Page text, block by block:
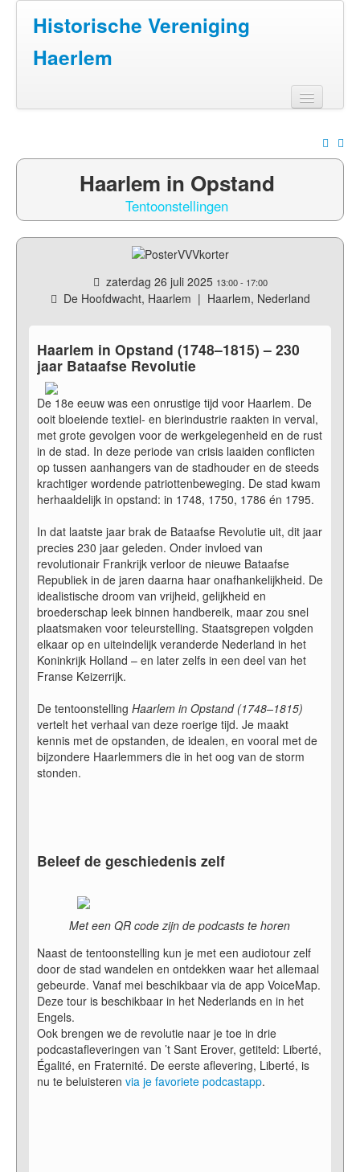
Historische Vereniging
Haerlem
Doen
Lezen
Onthoud mij
Gebruikersnaam vergeten?
Wachtwoord vergeten?
Inloggen
Search
...
Haarlem in Opstand
Tentoonstellingen
zaterdag 26 juli 2025 13:00- 17:00
De Hoofdwacht, Haarlem | Haarlem, Nederland
Haarlem in Opstand (1748–1815) – 230
jaar Bataafse Revolutie
De 18e eeuw was een onrustige tijd voor Haarlem. De
ooit bloeiende textiel- en bierindustrie raakten in verval,
met grote gevolgen voor de werkgelegenheid en de rust
in de stad. In deze periode van crisis laaiden conflicten
op tussen aanhangers van de stadhouder en de steeds
krachtiger wordende patriottenbeweging. De stad kwam
herhaaldelijk in opstand: in 1748, 1750, 1786 én 1795.
In dat laatste jaar brak de Bataafse Revolutie uit, dit jaar
precies 230 jaar geleden. Onder invloed van
revolutionair Frankrijk verloor de nieuwe Bataafse
Republiek in de jaren daarna haar onafhankelijkheid. De
idealistische droom van vrijheid, gelijkheid en
broederschap leek binnen handbereik, maar zou snel
plaatsmaken voor teleurstelling. Staatsgrepen volgden
elkaar op en uiteindelijk veranderde Nederland in het
Koninkrijk Holland – en later zelfs in een deel van het
Franse Keizerrijk.
De tentoonstelling Haarlem in Opstand (1748–1815)
vertelt het verhaal van deze roerige tijd. Je maakt
kennis met de opstanden, de idealen, en vooral met de
bijzondere Haarlemmers die in het oog van de storm
stonden.
Beleef de geschiedenis zelf
Met een QR code zijn de podcasts te horen
Naast de tentoonstelling kun je met een audiotour zelf
door de stad wandelen en ontdekken waar het allemaal
gebeurde. Vanaf mei beschikbaar via de app VoiceMap.
Deze tour is beschikbaar in het Nederlands en in het
Engels.
Ook brengen we de revolutie naar je toe in drie
podcastafleveringen van ’t Sant Erover, getiteld: Liberté,
Égalité, en Fraternité. De eerste aflevering, Liberté, is
nu te beluisteren via je favoriete podcastapp.